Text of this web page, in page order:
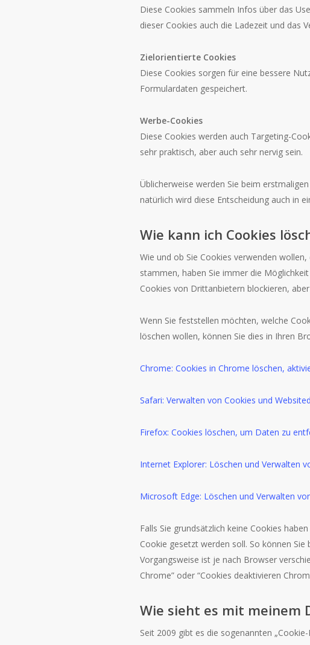
Diese Cookies sammeln Infos über das
dieser Cookies auch die Ladezeit und das
Zielorientierte Cookies
Diese Cookies sorgen für eine bessere
Formulardaten gespeichert.
Werbe-Cookies
Diese Cookies werden auch Targeting-
sehr praktisch, aber auch sehr nervig sein.
Üblicherweise werden Sie beim
natürlich wird diese Entscheidung auch in
Wie kann ich Cookies
Wie und ob Sie Cookies verwenden
stammen, haben Sie immer die
Cookies von Drittanbietern blockieren,
Wenn Sie feststellen möchten, welche
löschen wollen, können Sie dies in Ihren
Chrome: Cookies in Chrome löschen,
Safari: Verwalten von Cookies und
Firefox: Cookies löschen, um Daten zu
Internet Explorer: Löschen und Verwalten
Microsoft Edge: Löschen und Verwalten
Falls Sie grundsätzlich keine Cookies
Cookie gesetzt werden soll. So können
Vorgangsweise ist je nach Browser
Chrome” oder “Cookies deaktivieren
Wie sieht es mit meinem
Seit 2009 gibt es die sogenannten